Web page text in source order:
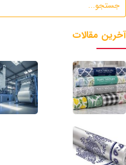
آخرین مقالات